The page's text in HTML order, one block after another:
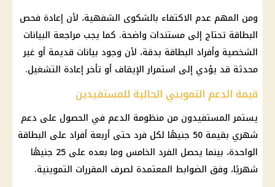
ومن المهم عدم الاكتفاء بالشكوى الشفهية، لأن إعادة فحص
البطاقة تحتاج إلى مستندات واضحة. كما يجب مراجعة البيانات
الشخصية وأفراد البطاقة بدقة، لأن وجود بيانات قديمة أو غير
محدثة قد يؤدي إلى استمرار الإيقاف أو تأخر إعادة التشغيل.
قيمة الدعم التمويني الحالية للمستفيدين
يستمر المستفيدون من منظومة الدعم في الحصول على دعم
شهري بقيمة 50 جنيهًا لكل فرد حتى أربعة أفراد على البطاقة
الواحدة، بينما يحصل الفرد الخامس وما بعده على 25 جنيهًا
شهريًا، وفق الضوابط المعتمدة لصرف المقررات التموينية.